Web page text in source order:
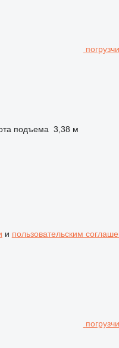
подъема 3,38 м
и пользовательским